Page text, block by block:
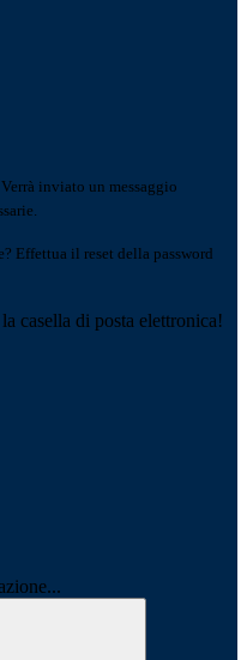
Verrà inviato un messaggio
Effettua il reset della password
casella di posta elettronica!